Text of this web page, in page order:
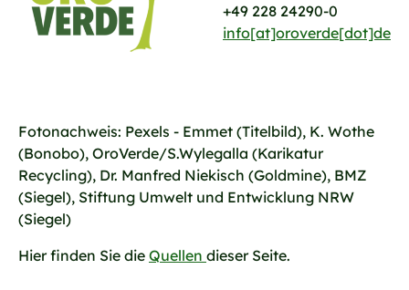
+49 228 24290-0
info[at]oroverde[dot]de
Fotonachweis: Pexels - Emmet (Titelbild), K. Wothe
(Bonobo), OroVerde/S.Wylegalla (Karikatur
Recycling), Dr. Manfred Niekisch (Goldmine), BMZ
(Siegel), Stiftung Umwelt und Entwicklung NRW
(Siegel)
Hier finden Sie die Quellen dieser Seite.